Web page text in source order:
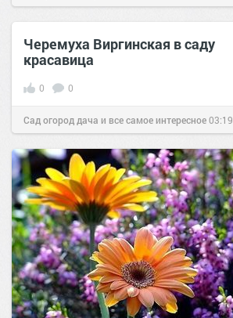
Черемуха Виргинская в саду
красавица
0 0
Сад огород дача и все самое интересное03:19
30 июн 2016